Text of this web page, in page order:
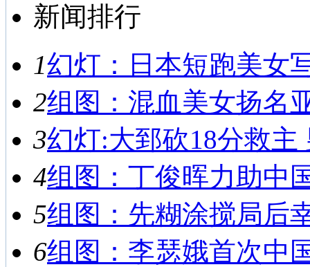
新闻排行
1幻灯：日本短跑美女
2组图：混血美女扬名
3幻灯:大郅砍18分救主
4组图：丁俊晖力助中
5组图：先糊涂搅局后
6组图：李瑟娥首次中